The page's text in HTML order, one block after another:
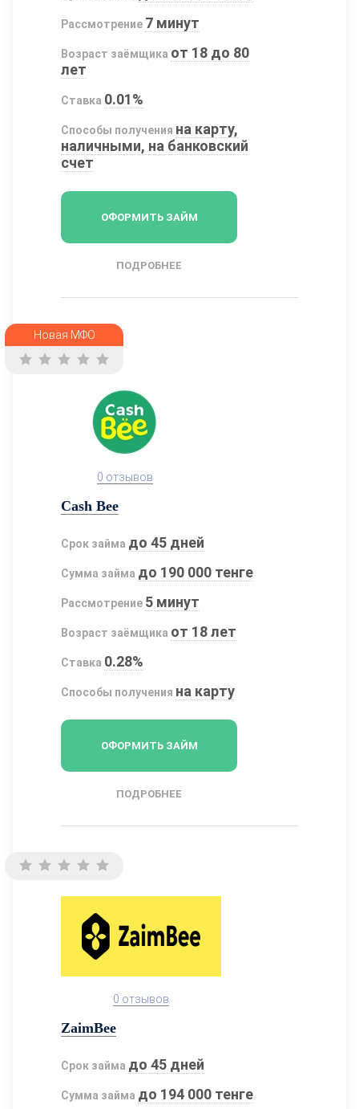
Рассмотрение 7 минут
Возраст заёмщика от 18 до 80
лет
Ставка 0.01%
Способы получения на карту,
наличными, на банковский
счет
ОФОРМИТЬ ЗАЙМ
ПОДРОБНЕЕ
Новая МФО
0 отзывов
Cash Bee
Срок займа до 45 дней
Сумма займа до 190 000 тенге
Рассмотрение 5 минут
Возраст заёмщика от 18 лет
Ставка 0.28%
Способы получения на карту
ОФОРМИТЬ ЗАЙМ
ПОДРОБНЕЕ
0 отзывов
ZaimBee
Срок займа до 45 дней
Сумма займа до 194 000 тенге